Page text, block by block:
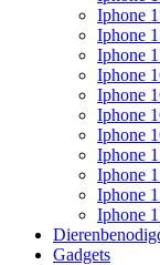
Iphone
Iphone
Iphone
Iphone
Iphone
Iphone
Iphone
Iphone
Iphone
Iphone
Iphone
Gadgets